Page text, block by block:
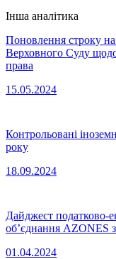
Інша аналітика
Поновлення строку
Верховного Суду
права
15.05.2024
Контрольовані
року
18.09.2024
Дайджест податково-
об’єднання AZONES
01.04.2024